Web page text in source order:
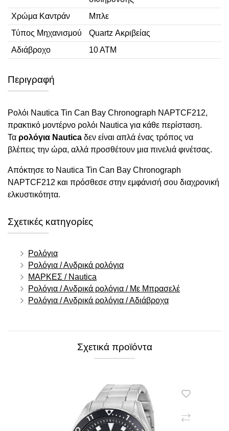
Χρώμα Καντράν
Μπλε
Τύπος Μηχανισμού
Quartz Ακριβείας
Αδιάβροχο
10 ΑΤΜ
Περιγραφή
Ρολόι Nautica Tin Can Bay Chronograph NAPTCF212,
πρακτικό μοντέρνο ρολόι Nautica για κάθε περίσταση.
Τα ρολόγια Nautica δεν είναι απλά ένας τρόπος να
βλέπεις την ώρα, αλλά προσθέτουν μια πινελιά φινέτσας.
Απόκτησε το Nautica Tin Can Bay Chronograph
NAPTCF212 και πρόσθεσε στην εμφάνισή σου διαχρονική
ελκυστικότητα.
Σχετικές κατηγορίες
Ρολόγια
Ρολόγια / Ανδρικά ρολόγια
ΜΑΡΚΕΣ / Nautica
Ρολόγια / Ανδρικά ρολόγια / Με Μπρασελέ
Ρολόγια / Ανδρικά ρολόγια / Αδιάβροχα
Σχετικά προϊόντα